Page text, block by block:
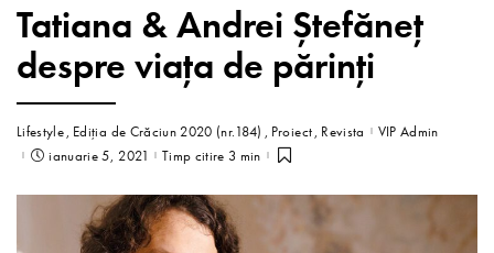
Tatiana & Andrei Ștefăneț
despre viața de părinți
Lifestyle Ediția de Crăciun 2020 (nr.184) Proiect Revista
VIP Admin
ianuarie 5, 2021
Timp citire 3 min